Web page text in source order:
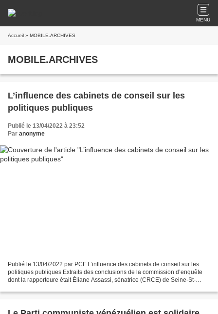
MENU
Accueil » MOBILE.ARCHIVES
MOBILE.ARCHIVES
L’influence des cabinets de conseil sur les
politiques publiques
Publié le 13/04/2022 à 23:52
Par anonyme
Publié le 13/04/2022 par PCF L’influence des cabinets de conseil sur les
politiques publiques Extraits des conclusions de la commission d’enquête
dont la rapporteure était Éliane Assassi, sénatrice (CRCE) de Seine-St-